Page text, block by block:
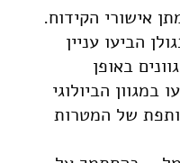
אישורי הקידוח.
הביעו עניין
באופן
הביולוגי
של המטרות